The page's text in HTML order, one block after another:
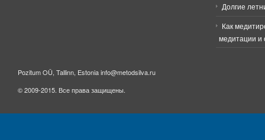
Долгие
Как
медитации и
Pozitum OÜ, Tallinn, Estonia info@metodsilva.ru
© 2009-2015. Все права защищены.